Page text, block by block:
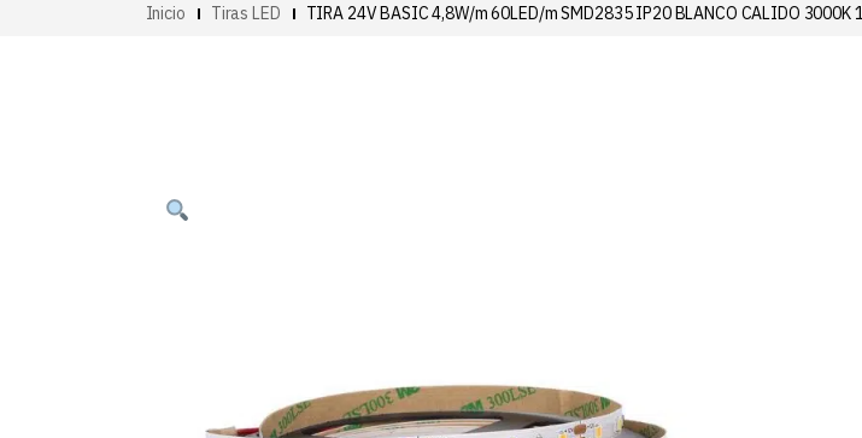
Inicio Tiras LED TIRA 24V BASIC 4,8W/m 60LED/m SMD2835 IP20 BLANCO CALIDO 3000K